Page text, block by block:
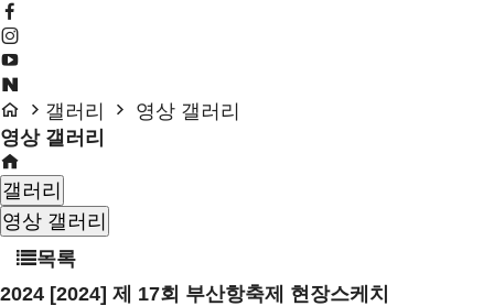
갤러리
영상 갤러리
영상 갤러리
갤러리
영상 갤러리
목록
2024 [2024] 제 17회 부산항축제 현장스케치